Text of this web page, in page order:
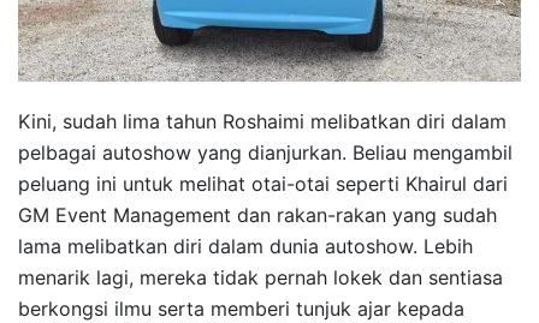
Kini, sudah lima tahun Roshaimi melibatkan diri dalam
pelbagai autoshow yang dianjurkan. Beliau mengambil
peluang ini untuk melihat otai-otai seperti Khairul dari
GM Event Management dan rakan-rakan yang sudah
lama melibatkan diri dalam dunia autoshow. Lebih
menarik lagi, mereka tidak pernah lokek dan sentiasa
berkongsi ilmu serta memberi tunjuk ajar kepada